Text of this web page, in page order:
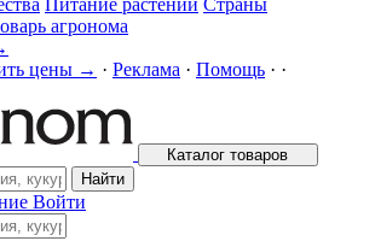
Питание растений Страны
агронома
цены → · Реклама · Помощь · ·
Каталог товаров
Найти
Войти